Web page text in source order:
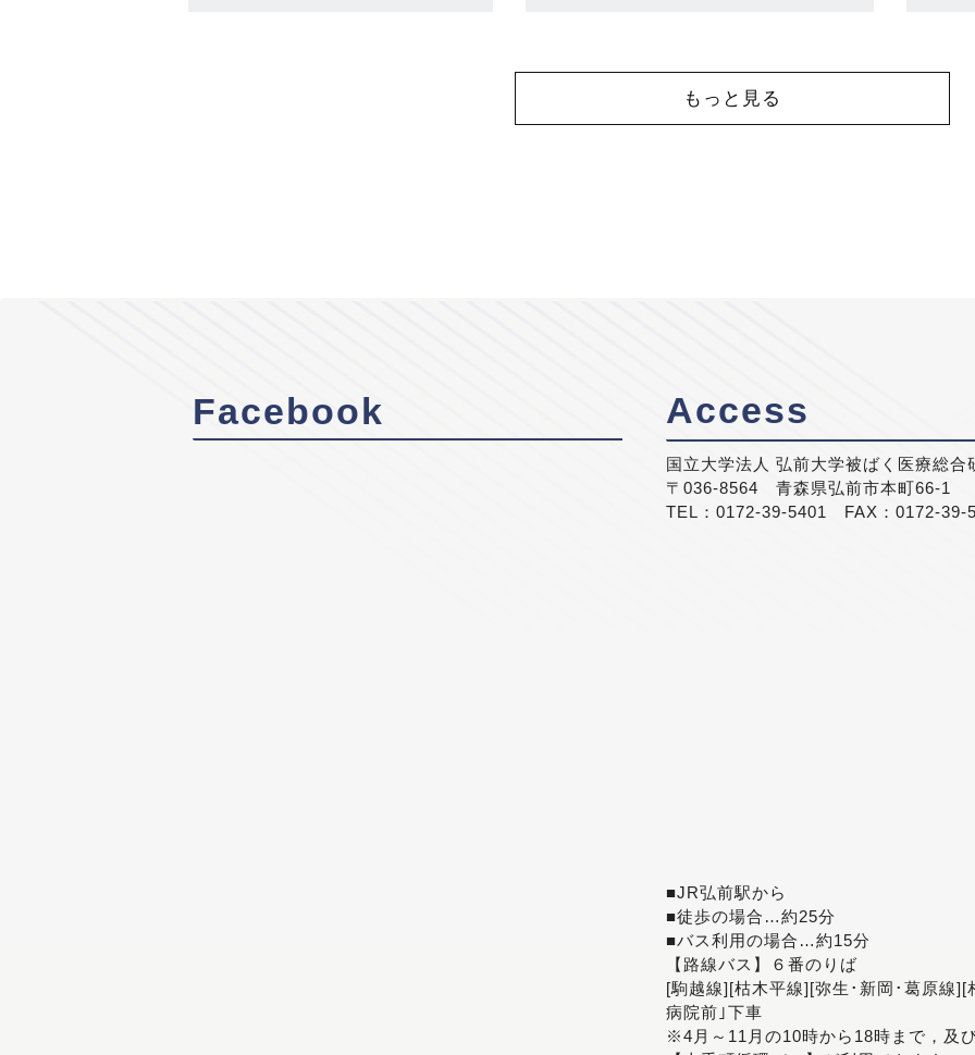
もっと見る
Facebook Access
国立大学法人 弘前大学被ばく医療総合
〒036-8564 青森県弘前市本町66-1
TEL：0172-39-5401 FAX：0172-39-
■JR弘前駅から
■徒歩の場合…約25分
■バス利用の場合…約15分
【路線バス】６番のりば
[駒越線][枯木平線][弥生･新岡･葛原線
病院前｣下車
※4月～11月の10時から18時まで，及